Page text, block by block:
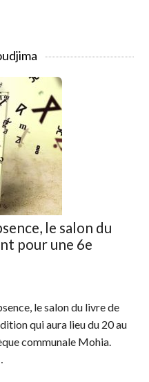
le salon du
pour une 6e
le salon du livre de
qui aura lieu du 20 au
communale Mohia.